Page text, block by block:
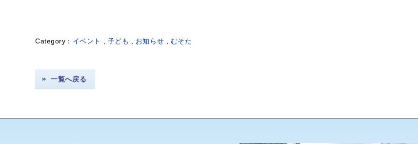
イベント 子ども お知らせ むそた
一覧へ戻る